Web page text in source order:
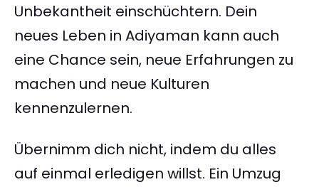
Unbekantheit einschüchtern. Dein
neues Leben in Adiyaman kann auch
eine Chance sein, neue Erfahrungen zu
machen und neue Kulturen
kennenzulernen.
Übernimm dich nicht, indem du alles
auf einmal erledigen willst. Ein Umzug